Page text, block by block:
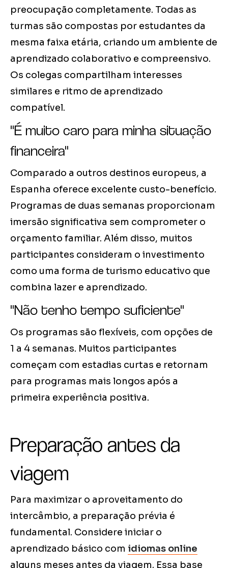
preocupação completamente. Todas as
turmas são compostas por estudantes da
mesma faixa etária, criando um ambiente de
aprendizado colaborativo e compreensivo.
Os colegas compartilham interesses
similares e ritmo de aprendizado
compatível.
"É muito caro para minha situação
financeira"
Comparado a outros destinos europeus, a
Espanha oferece excelente custo-benefício.
Programas de duas semanas proporcionam
imersão significativa sem comprometer o
orçamento familiar. Além disso, muitos
participantes consideram o investimento
como uma forma de turismo educativo que
combina lazer e aprendizado.
"Não tenho tempo suficiente"
Os programas são flexíveis, com opções de
1 a 4 semanas. Muitos participantes
começam com estadias curtas e retornam
para programas mais longos após a
primeira experiência positiva.
Preparação antes da
viagem
Para maximizar o aproveitamento do
intercâmbio, a preparação prévia é
fundamental. Considere iniciar o
aprendizado básico com idiomas online
alguns meses antes da viagem. Essa base